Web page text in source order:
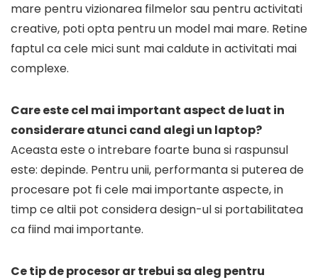
mare pentru vizionarea filmelor sau pentru activitati
creative, poti opta pentru un model mai mare. Retine
faptul ca cele mici sunt mai caldute in activitati mai
complexe.
Care este cel mai important aspect de luat in
considerare atunci cand alegi un laptop?
Aceasta este o intrebare foarte buna si raspunsul
este: depinde. Pentru unii, performanta si puterea de
procesare pot fi cele mai importante aspecte, in
timp ce altii pot considera design-ul si portabilitatea
ca fiind mai importante.
Ce tip de procesor ar trebui sa aleg pentru